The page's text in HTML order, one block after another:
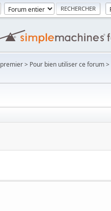
> Pour bien utiliser ce forum >